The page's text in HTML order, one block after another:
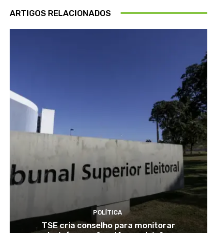
ARTIGOS RELACIONADOS
POLÍTICA
TSE cria conselho para monitorar